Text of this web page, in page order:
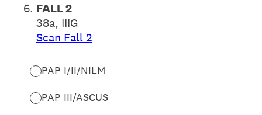
6. FALL 2
38a, IIIG
Scan Fall 2
PAP I/II/NILM
PAP III/ASCUS